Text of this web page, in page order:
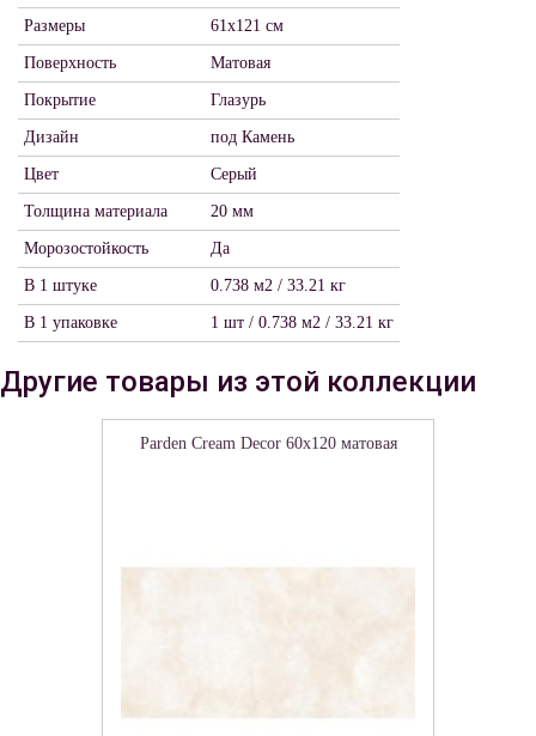
Размеры 61х121 см
Поверхность Матовая
Покрытие Глазурь
Дизайн под Камень
Цвет Серый
Толщина материала 20 мм
Морозостойкость Да
В 1 штуке 0.738 м2 / 33.21 кг
В 1 упаковке 1 шт / 0.738 м2 / 33.21 кг
Другие товары из этой коллекции
Parden Cream Decor 60х120 матовая